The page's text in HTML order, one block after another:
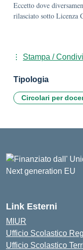
Eccetto dove
rilasciato sotto Licenza
Stampa /
Tipologia
Circolari per
Link Esterni
MIUR
Ufficio Scolastico
Ufficio Scolastico